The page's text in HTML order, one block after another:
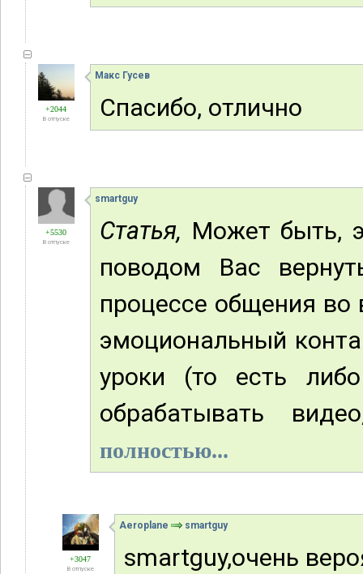
+2044
В отпуске
Макс Гусев
Спасибо, отлично
+5530
В отпуске
smartguy
Статья, Может быть,
поводом Вас
процессе общения во
эмоциональный
уроки (то есть
обрабатывать
полностью...
+3047
В отпуске
Aeroplane smartguy
smartguy,oчень